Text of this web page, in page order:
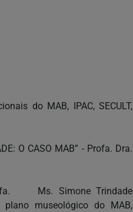
do MAB, IPAC, SECULT,
O CASO MAB” - Profa. Dra.
Profa. Ms. Simone Trindade
museológico do MAB,